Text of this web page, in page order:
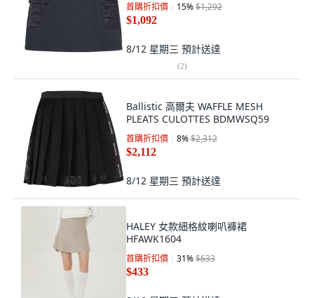
首購折扣價 15%$1,292
$1,092
8/12 星期三 預計送達
(2)
Ballistic 高爾夫 WAFFLE MESH
PLEATS CULOTTES BDMWSQ59
首購折扣價 8%$2,312
$2,112
8/12 星期三 預計送達
HALEY 女款細格紋喇叭褲裙
HFAWK1604
首購折扣價 31%$633
$433